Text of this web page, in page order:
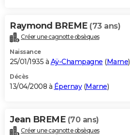
Raymond BREME (73 ans)
Créer une cagnotte obsèques
Naissance
25/01/1935 à Aÿ-Champagne (Marne)
Décès
13/04/2008 à Épernay(Marne)
Jean BREME (70 ans)
Créer une cagnotte obsèques